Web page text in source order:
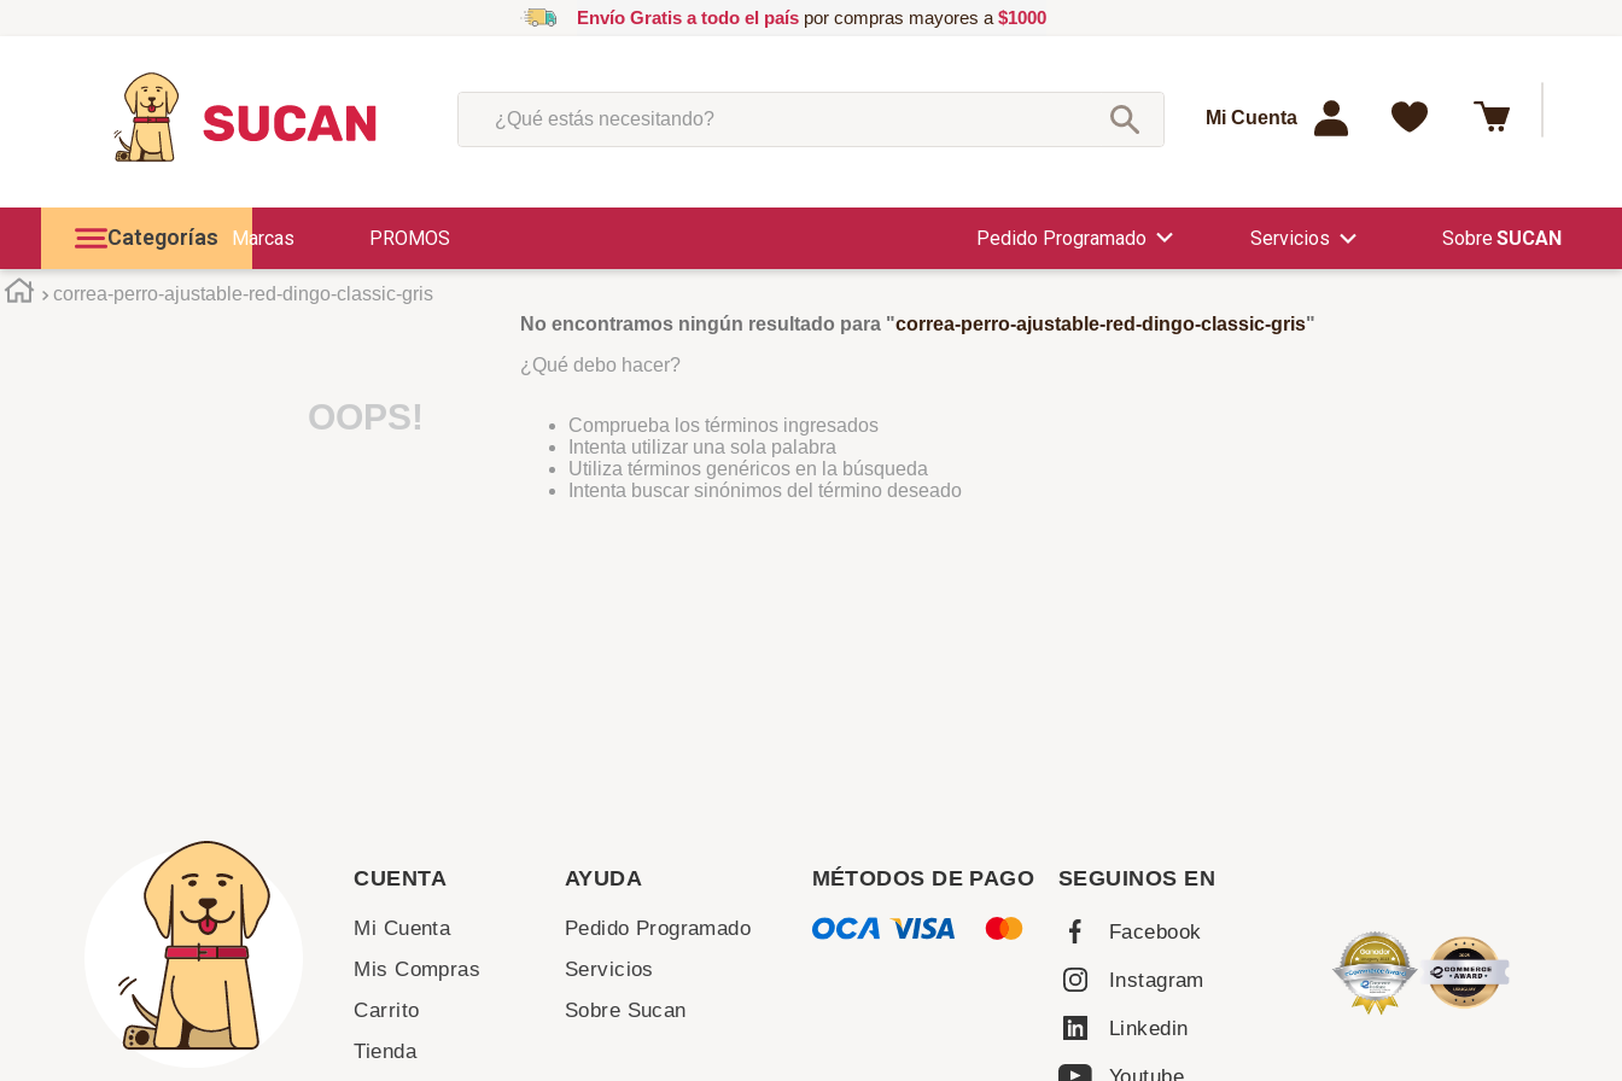
Envío Gratis a todo el paíspor compras mayores a $1000
¿Qué estás necesitando?
Mi Cuenta
Categorías Marcas PROMOS Pedido Programado Servicios SUCAN
correa-perro-ajustable-red-dingo-classic-gris
OOPS!
No encontramos ningún resultado para "correa-perro-ajustable-red-dingo-classic-gris"
¿Qué debo hacer?
Comprueba los términos ingresados
Intenta utilizar una sola palabra
Utiliza términos genéricos en la búsqueda
Intenta buscar sinónimos del término deseado
CUENTA
Mi Cuenta
Mis Compras
Carrito
Tienda
AYUDA
Pedido Programado
Servicios
Sobre Sucan
MÉTODOS DE PAGO SEGUINOS EN
Facebook
Instagram
Linkedin